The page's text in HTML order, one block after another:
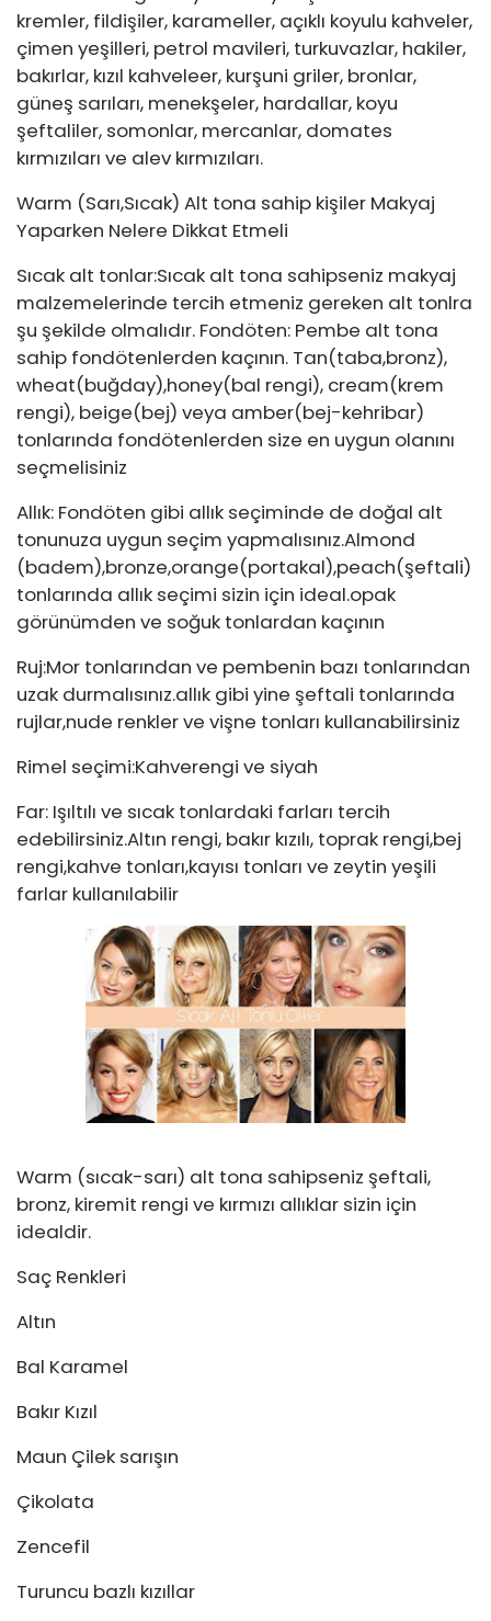
kremler, fildişiler, karameller, açıklı koyulu kahveler,
çimen yeşilleri, petrol mavileri, turkuvazlar, hakiler,
bakırlar, kızıl kahveleer, kurşuni griler, bronlar,
güneş sarıları, menekşeler, hardallar, koyu
şeftaliler, somonlar, mercanlar, domates
kırmızıları ve alev kırmızıları.
Warm (Sarı,Sıcak) Alt tona sahip kişiler Makyaj
Yaparken Nelere Dikkat Etmeli
Sıcak alt tonlar:Sıcak alt tona sahipseniz makyaj
malzemelerinde tercih etmeniz gereken alt tonlra
şu şekilde olmalıdır. Fondöten: Pembe alt tona
sahip fondötenlerden kaçının. Tan(taba,bronz),
wheat(buğday),honey(bal rengi), cream(krem
rengi), beige(bej) veya amber(bej-kehribar)
tonlarında fondötenlerden size en uygun olanını
seçmelisiniz
Allık: Fondöten gibi allık seçiminde de doğal alt
tonunuza uygun seçim yapmalısınız.Almond
(badem),bronze,orange(portakal),peach(şeftali)
tonlarında allık seçimi sizin için ideal.opak
görünümden ve soğuk tonlardan kaçının
Ruj:Mor tonlarından ve pembenin bazı tonlarından
uzak durmalısınız.allık gibi yine şeftali tonlarında
rujlar,nude renkler ve vişne tonları kullanabilirsiniz
Rimel seçimi:Kahverengi ve siyah
Far: Işıltılı ve sıcak tonlardaki farları tercih
edebilirsiniz.Altın rengi, bakır kızılı, toprak rengi,bej
rengi,kahve tonları,kayısı tonları ve zeytin yeşili
farlar kullanılabilir
Warm (sıcak-sarı) alt tona sahipseniz şeftali,
bronz, kiremit rengi ve kırmızı allıklar sizin için
idealdir.
Saç Renkleri
Altın
Bal Karamel
Bakır Kızıl
Maun Çilek sarışın
Çikolata
Zencefil
Turuncu bazlı kızıllar